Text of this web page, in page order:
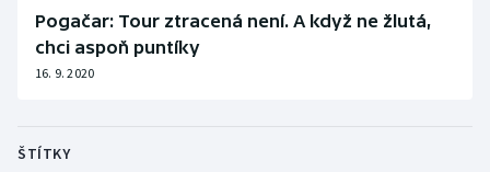
Pogačar: Tour ztracená není. A když ne žlutá,
chci aspoň puntíky
16. 9. 2020
ŠTÍTKY